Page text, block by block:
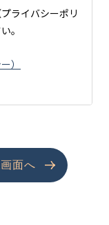
ライバシーポリ
。
）
報
見学会等イベン
面へ